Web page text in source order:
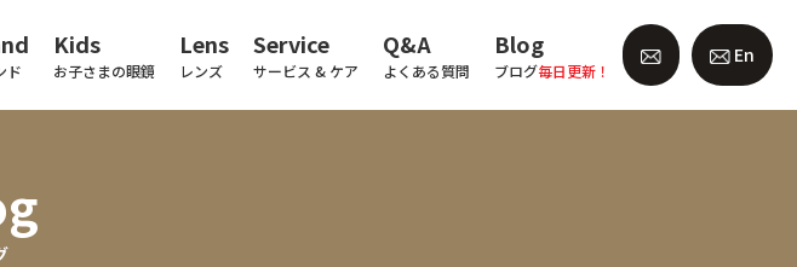
ド
Kids
お子さまの眼鏡
Lens
レンズ
Service
サービス & ケア
Q&A
よくある質問
Blog
ブログ毎日更新！
En